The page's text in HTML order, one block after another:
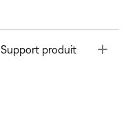
Support produit